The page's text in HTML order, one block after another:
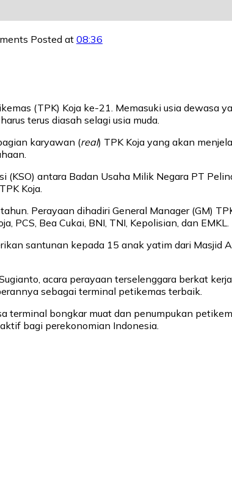
Posted at 08:36
(TPK) Koja ke-21. Memasuki usia dewasa
terus diasah selagi usia muda.
karyawan (real) TPK Koja yang akan
(KSO) antara Badan Usaha Milik Negara PT
Koja.
Perayaan dihadiri General Manager (GM)
PCS, Bea Cukai, BNI, TNI, Kepolisian, dan EMKL.
santunan kepada 15 anak yatim dari Masjid
acara perayaan terselenggara berkat
sebagai terminal petikemas terbaik.
terminal bongkar muat dan penumpukan
bagi perekonomian Indonesia.